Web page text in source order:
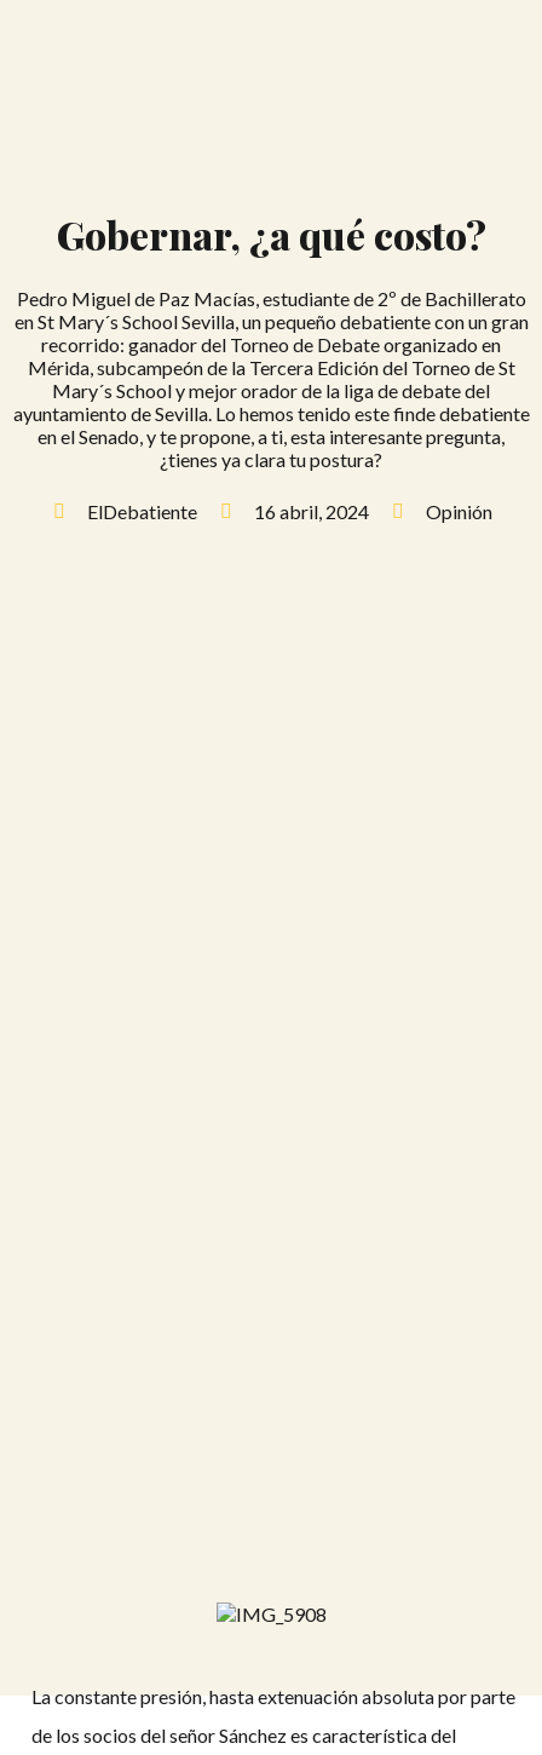
Gobernar, ¿a qué costo?
Pedro Miguel de Paz Macías, estudiante de 2º de Bachillerato
en St Mary´s School Sevilla, un pequeño debatiente con un gran
recorrido: ganador del Torneo de Debate organizado en
Mérida, subcampeón de la Tercera Edición del Torneo de St
Mary´s School y mejor orador de la liga de debate del
ayuntamiento de Sevilla. Lo hemos tenido este finde debatiente
en el Senado, y te propone, a ti, esta interesante pregunta,
¿tienes ya clara tu postura?
ElDebatiente 16 abril, 2024 Opinión
La constante presión, hasta extenuación absoluta por parte
de los socios del señor Sánchez es característica del